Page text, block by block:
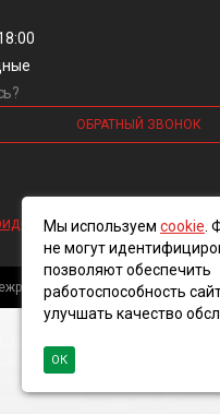
ОБРАТНЫЙ ЗВОНОК
и
кабельная
Мы используем cookie .
не могут
позволяют обеспечить
работоспособность
улучшать качество
ОК